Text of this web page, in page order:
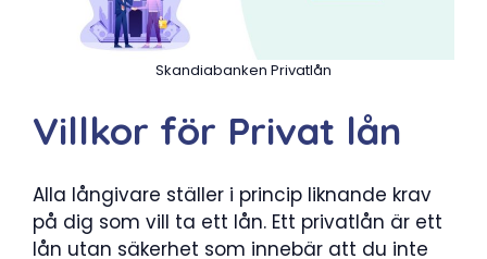
Skandiabanken Privatlån
Villkor för Privat lån
Alla långivare ställer i princip liknande krav
på dig som vill ta ett lån. Ett privatlån är ett
lån utan säkerhet som innebär att du inte